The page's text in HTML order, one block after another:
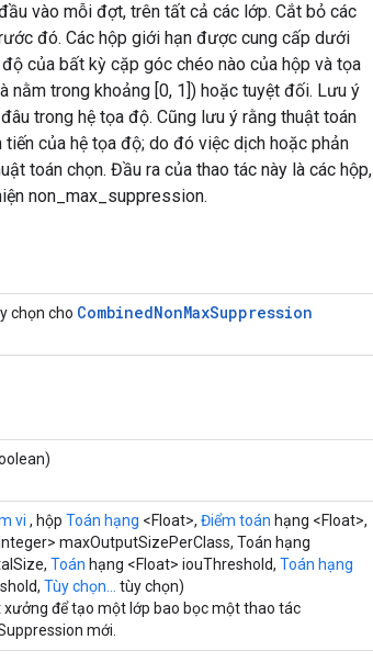
vào mỗi đợt, trên tất cả các lớp. Cắt bỏ các
đó. Các hộp giới hạn được cung cấp dưới
của bất kỳ cặp góc chéo nào của hộp và tọa
nằm trong khoảng [0, 1]) hoặc tuyệt đối. Lưu ý
trong hệ tọa độ. Cũng lưu ý rằng thuật toán
của hệ tọa độ; do đó việc dịch hoặc phản
toán chọn. Đầu ra của thao tác này là các hộp,
non_max_suppression.
chọn cho CombinedNonMaxSuppression
vi , hộp Toán hạng <Float>, Điểm toán hạng <Float>,
maxOutputSizePerClass, Toán hạng
Toán hạng <Float> iouThreshold, Toán hạng
Tùy chọn...
tùy chọn)
để tạo một lớp bao bọc một thao tác
mới.